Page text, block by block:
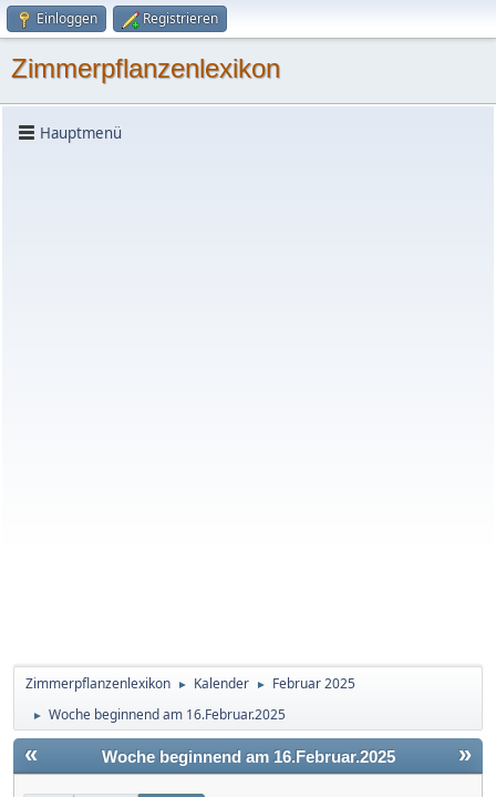
Einloggen Registrieren
Zimmerpflanzenlexikon
Hauptmenü
Zimmerpflanzenlexikon ► Kalender ► Februar 2025
► Woche beginnend am 16.Februar.2025
« »
Woche beginnend am 16.Februar.2025